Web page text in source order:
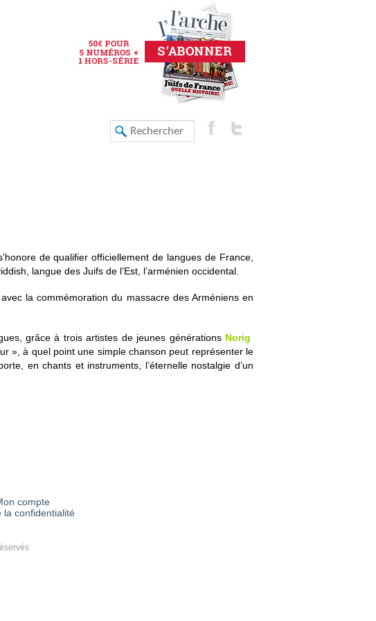
de qualifier officiellement de langues de France,
langue des Juifs de l’Est, l’arménien occidental.
la commémoration du massacre des Arméniens en
grâce à trois artistes de jeunes générations Norig
», à quel point une simple chanson peut représenter le
en chants et instruments, l’éternelle nostalgie d’un
compte
la confidentialité